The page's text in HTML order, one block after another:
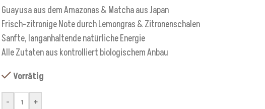
Guayusa aus dem Amazonas & Matcha aus Japan
Frisch-zitronige Note durch Lemongras & Zitronenschalen
Sanfte, langanhaltende natürliche Energie
Alle Zutaten aus kontrolliert biologischem Anbau
Vorrätig
-
+